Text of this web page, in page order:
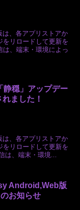
は、各アプリストアか
をリロードして更新を
、端末・環境によっ
静穏」アップデー
れました！
は、各アプリストアか
をリロードして更新を
は、端末・環境...
Android,Web版
お知らせ